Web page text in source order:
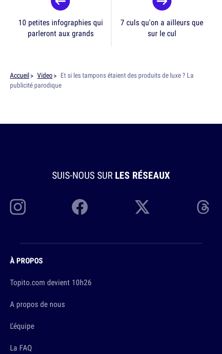
10 petites infographies qui
parleront aux grands
7 culs qu'on a ailleurs que
sur le cul
Accueil Video
Et si les tampons étaient des produits de luxe ? La
publicité parodique
SUIS-NOUS SUR LES RÉSEAUX
À PROPOS
Topito.com devient 10h26
A propos de nous
L'équipe
La FAQ